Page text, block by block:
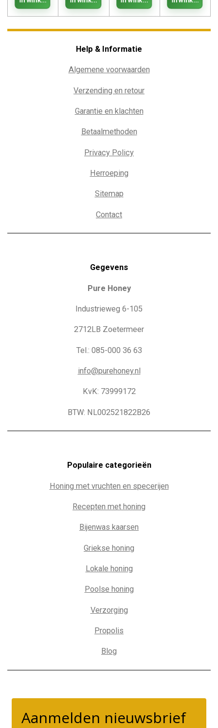
Help & Informatie
Algemene voorwaarden
Verzending en retour
Garantie en klachten
Betaalmethoden
Privacy Policy
Herroeping
Sitemap
Contact
Gegevens
Pure Honey
Industrieweg 6-105
2712LB Zoetermeer
Tel.: 085-000 36 63
info@purehoney.nl
KvK: 73999172
BTW: NL002521822B26
Populaire categorieën
Honing met vruchten en specerijen
Recepten met honing
Bijenwas kaarsen
Griekse honing
Lokale honing
Poolse honing
Verzorging
Propolis
Blog
Aanmelden nieuwsbrief